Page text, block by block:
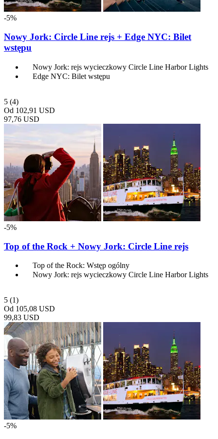
-5%
Nowy Jork: Circle Line rejs + Edge NYC: Bilet
wstępu
Nowy Jork: rejs wycieczkowy Circle Line Harbor Lights
Edge NYC: Bilet wstępu
5 (4)
Od 102,91 USD
97,76 USD
-5%
Top of the Rock + Nowy Jork: Circle Line rejs
Top of the Rock: Wstęp ogólny
Nowy Jork: rejs wycieczkowy Circle Line Harbor Lights
5 (1)
Od 105,08 USD
99,83 USD
-5%